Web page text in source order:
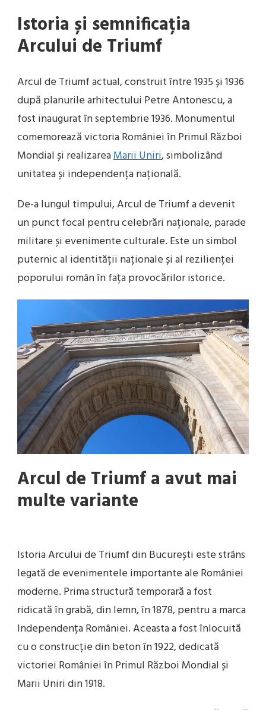
Istoria și semnificația
Arcului de Triumf
Arcul de Triumf actual, construit între 1935 și 1936
după planurile arhitectului Petre Antonescu, a
fost inaugurat în septembrie 1936. Monumentul
comemorează victoria României în Primul Război
Mondial și realizareaMarii Uniri, simbolizând
unitatea și independența națională.
De-a lungul timpului, Arcul de Triumf a devenit
un punct focal pentru celebrări naționale, parade
militare și evenimente culturale. Este un simbol
puternic al identității naționale și al rezilienței
poporului român în fața provocărilor istorice.
Arcul de Triumf a avut mai
multe variante
Istoria Arcului de Triumf din București este strâns
legată de evenimentele importante ale României
moderne. Prima structură temporară a fost
ridicată în grabă, din lemn, în 1878, pentru a marca
Independența României. Aceasta a fost înlocuită
cu o construcție din beton în 1922, dedicată
victoriei României în Primul Război Mondial și
Marii Uniri din 1918.